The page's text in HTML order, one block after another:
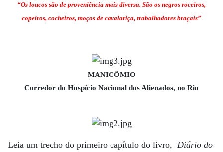
“Os loucos são de proveniência mais diversa. São os negros roceiros,
copeiros, cocheiros, moços de cavalariça, trabalhadores braçais”
MANICÔMIO
Corredor do Hospício Nacional dos Alienados, no Rio
Leia um trecho do primeiro capítulo do livro, Diário do